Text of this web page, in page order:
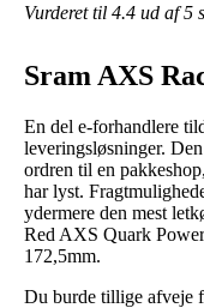
Vurderet til 4.4 ud af 5
Sram AXS
En del e-forhandlere
leveringsløsninger.
ordren til en
har lyst.
ydermere den mest
Red AXS Quark
172,5mm.
Du burde tillige afveje